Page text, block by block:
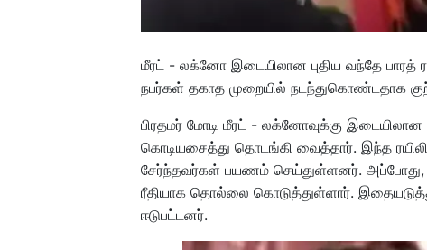
மீரட் - லக்னோ இடையிலான புதிய வந்தே
நபர்கள் தகாத முறையில் நடந்துகொண்டதாக
பிரதமர் மோடி மீரட் - லக்னோவுக்கு
கொடியசைத்து தொடங்கி வைத்தார். இந்த
சேர்ந்தவர்கள் பயணம் செய்துள்ளனர். அப்போது,
ரீதியாக தொல்லை கொடுத்துள்ளார்.
ஈடுபட்டனர்.